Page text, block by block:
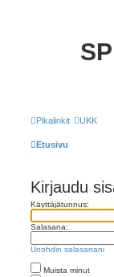
Pikalinkit UKK
Etusivu
Kirjaudu
Käyttäjätunnus:
Salasana:
Unohdin salasanani
Muista minut